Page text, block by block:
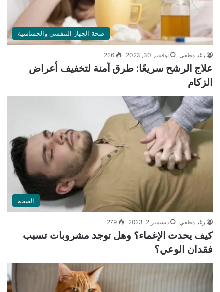
صحة الجهاز التنفسي والحساسية
رغد مطفي نوفمبر 30, 2023 236
علاج الرشح سريعًا: طرق آمنة لتخفيف أعراض
الزكام
الصحة
رغد مطفي ديسمبر 2, 2023 279
كيف يحدث الإغماء؟ وهل توجد مشروبات تسبب
فقدان الوعي؟